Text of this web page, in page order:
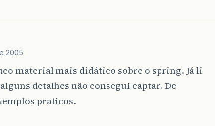
2005
material mais didático sobre o spring. Já li
detalhes não consegui captar. De
praticos.